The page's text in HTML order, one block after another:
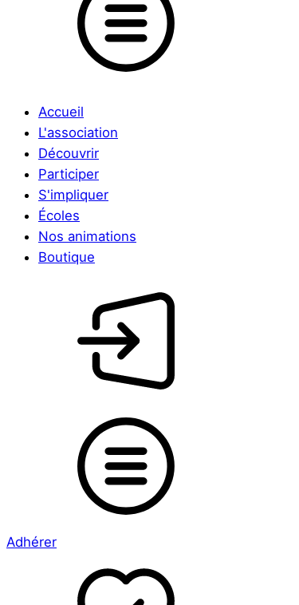
Accueil
L'association
Découvrir
Participer
S'impliquer
Écoles
Nos animations
Boutique
Adhérer